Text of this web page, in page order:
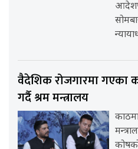
वैदेशिक रोजगारमा गएका
गर्दै श्रम मन्त्रालय